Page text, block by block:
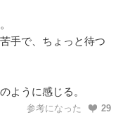
手で、ちょっと待つ
ように感じる。
参考になった 29